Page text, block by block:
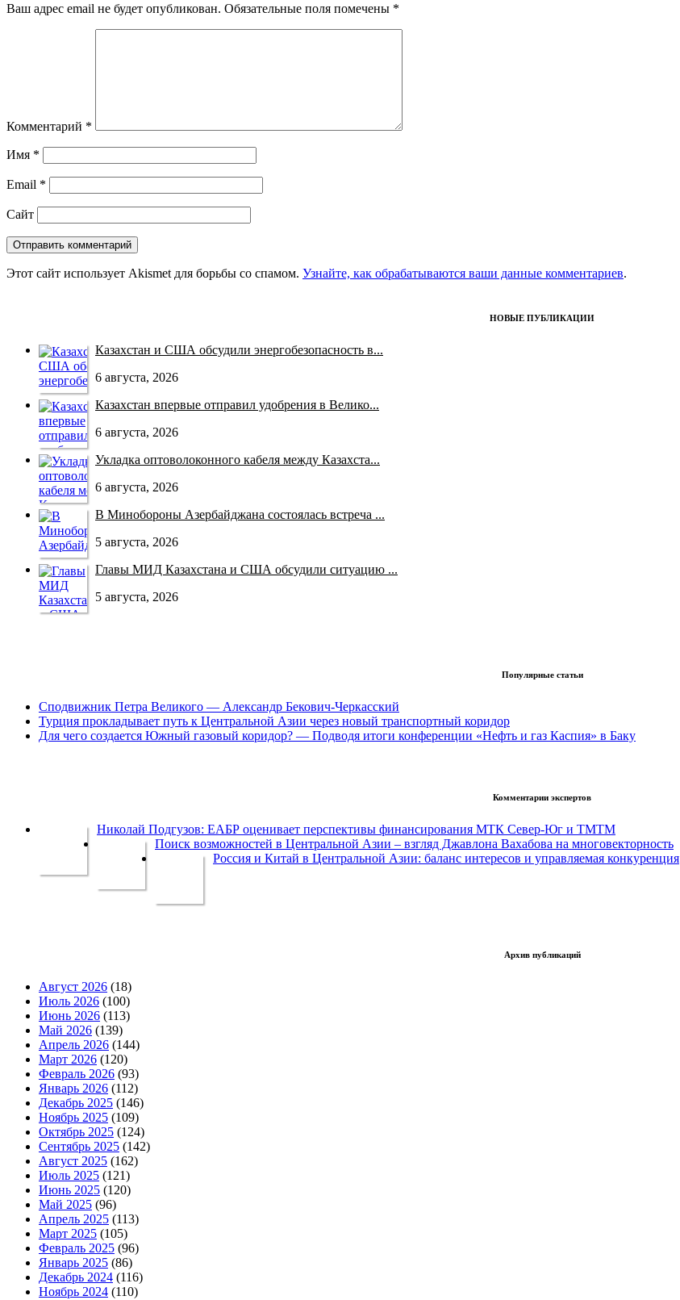
Ваш адрес email не будет опубликован. Обязательные поля помечены *
Комментарий *
Имя *
Email *
Сайт
Этот сайт использует Akismet для борьбы со спамом. Узнайте, как обрабатываются ваши данные комментариев.
НОВЫЕ ПУБЛИКАЦИИ
Казахстан и США обсудили энергобезопасность в...
6 августа, 2026
Казахстан впервые отправил удобрения в Велико...
6 августа, 2026
Укладка оптоволоконного кабеля между Казахста...
6 августа, 2026
В Минобороны Азербайджана состоялась встреча ...
5 августа, 2026
Главы МИД Казахстана и США обсудили ситуацию ...
5 августа, 2026
Популярные статьи
Сподвижник Петра Великого — Александр Бекович-Черкасский
Турция прокладывает путь к Центральной Азии через новый транспортный коридор
Для чего создается Южный газовый коридор? — Подводя итоги конференции «Нефть и газ Каспия» в Баку
Комментарии экспертов
Николай Подгузов: ЕАБР оценивает перспективы финансирования МТК Север-Юг и ТМТМ
Поиск возможностей в Центральной Азии – взгляд Джавлона Вахабова на многовекторность
Россия и Китай в Центральной Азии: баланс интересов и управляемая конкуренция
Архив публикаций
Август 2026 (18)
Июль 2026 (100)
Июнь 2026 (113)
Май 2026 (139)
Апрель 2026 (144)
Март 2026 (120)
Февраль 2026 (93)
Январь 2026 (112)
Декабрь 2025 (146)
Ноябрь 2025 (109)
Октябрь 2025 (124)
Сентябрь 2025 (142)
Август 2025 (162)
Июль 2025 (121)
Июнь 2025 (120)
Май 2025 (96)
Апрель 2025 (113)
Март 2025 (105)
Февраль 2025 (96)
Январь 2025 (86)
Декабрь 2024 (116)
Ноябрь 2024 (110)